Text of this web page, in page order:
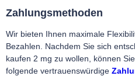
Zahlungsmethoden
Wir bieten Ihnen maximale
Bezahlen. Nachdem Sie sich
kaufen 2 mg zu wollen, können
folgende vertrauenswürdige